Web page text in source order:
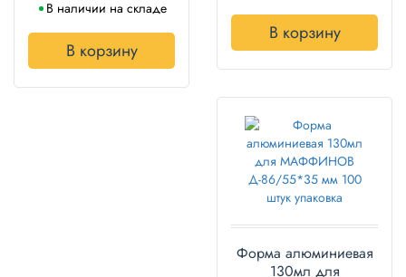
В наличии на складе
В корзину
В корзину
Форма алюминиевая
130мл для